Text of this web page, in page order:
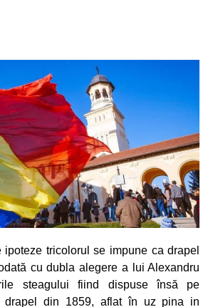
tricolorul se impune ca drapel
cu dubla alegere a lui Alexandru
steagului fiind dispuse însă pe
drapel din 1859, aflat în uz pina in